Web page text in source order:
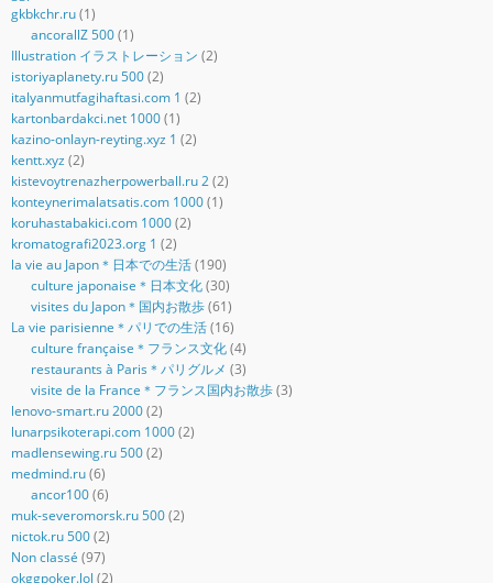
gkbkchr.ru(1)
ancorallZ 500(1)
Illustration イラストレーション (2)
istoriyaplanety.ru 500(2)
italyanmutfagihaftasi.com 1 (2)
kartonbardakci.net 1000(1)
kazino-onlayn-reyting.xyz 1 (2)
kentt.xyz (2)
kistevoytrenazherpowerball.ru 2(2)
konteynerimalatsatis.com 1000(1)
koruhastabakici.com 1000(2)
kromatografi2023.org 1 (2)
la vie au Japon＊日本での生活(190)
culture japonaise＊日本文化(30)
visites du Japon＊国内お散歩(61)
La vie parisienne＊パリでの生活(16)
culture française＊フランス文化(4)
restaurants à Paris＊パリグルメ (3)
visite de la France＊フランス国内お散歩(3)
lenovo-smart.ru 2000(2)
lunarpsikoterapi.com 1000(2)
madlensewing.ru 500(2)
medmind.ru(6)
ancor100(6)
muk-severomorsk.ru 500(2)
nictok.ru 500(2)
Non classé (97)
okggpoker.lol (2)